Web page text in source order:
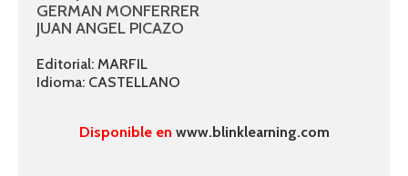
GERMAN MONFERRER
JUAN ANGEL PICAZO
Editorial: MARFIL
Idioma: CASTELLANO
Disponible en www.blinklearning.com